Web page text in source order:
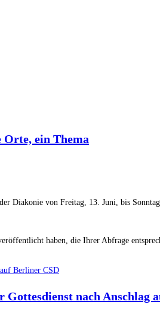
Orte, ein Thema
Diakonie von Freitag, 13. Juni, bis
haben, die Ihrer Abfrage
Berliner CSD
Gottesdienst nach Anschlag